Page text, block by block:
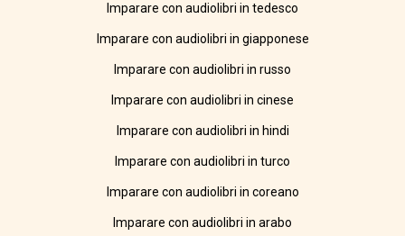
Imparare con audiolibri in tedesco
Imparare con audiolibri in giapponese
Imparare con audiolibri in russo
Imparare con audiolibri in cinese
Imparare con audiolibri in hindi
Imparare con audiolibri in turco
Imparare con audiolibri in coreano
Imparare con audiolibri in arabo